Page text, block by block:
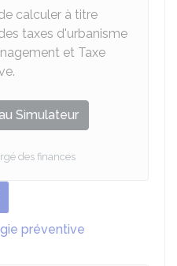
calculer à titre
taxes d'urbanisme
et Taxe
Simulateur
des finances
préventive